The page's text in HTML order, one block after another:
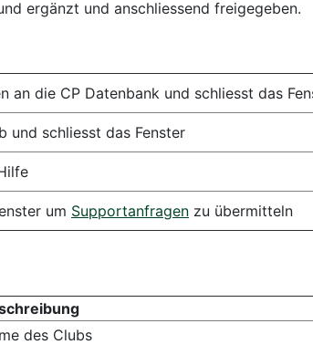
ergänzt und anschliessend freigegeben.
an die CP Datenbank und schliesst das
und schliesst das Fenster
um Supportanfragen zu übermitteln
des Clubs